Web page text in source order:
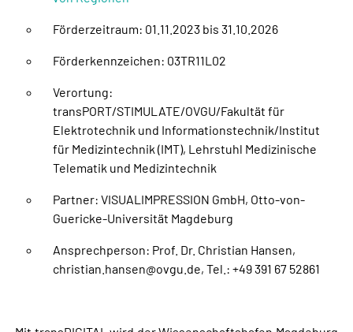
Förderzeitraum: 01.11.2023 bis 31.10.2026
Förderkennzeichen: 03TR11L02
Verortung:
transPORT/STIMULATE/OVGU/Fakultät für
Elektrotechnik und Informationstechnik/Institut
für Medizintechnik (IMT), Lehrstuhl Medizinische
Telematik und Medizintechnik
Partner: VISUALIMPRESSION GmbH, Otto-von-
Guericke-Universität Magdeburg
Ansprechperson: Prof. Dr. Christian Hansen,
christian.hansen@ovgu.de, Tel.: +49 391 67 52861